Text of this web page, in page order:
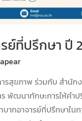
ย์ที่ปรึกษา ปี
apear
รสุขภาพ ร่วมกับ สำนั
พัฒนาทักษะการให้คำป
าทอาจารย์ที่ปรึกษาใน